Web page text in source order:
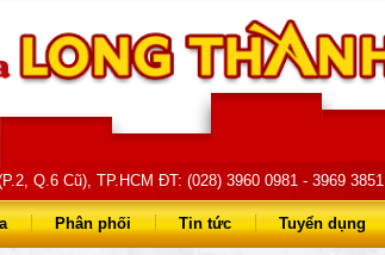
Q.6 Cũ), TP.HCM ĐT: (028) 3960 0981 - 3969 3851
823 714
Phân phối Tin tức Tuyển dụng